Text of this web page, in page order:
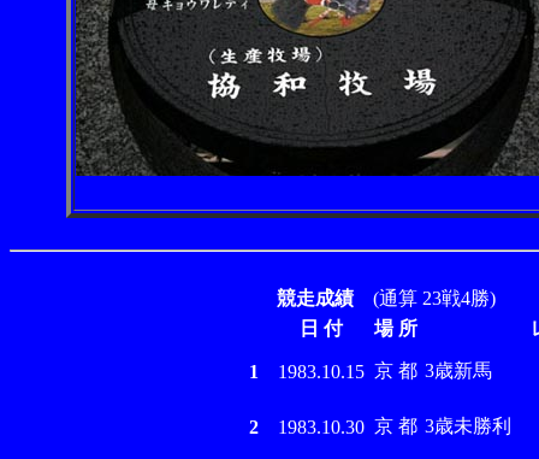
競走成績(通算 23戦4勝)
日 付
場 所
1 1983.10.15 京 都 3歳新馬
2 1983.10.30 京 都 3歳未勝利